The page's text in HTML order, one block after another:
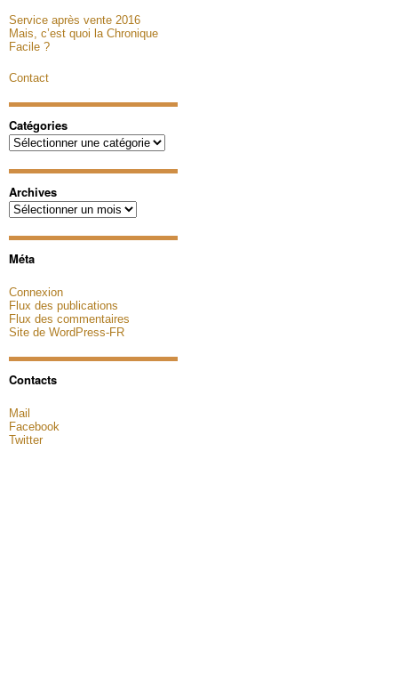
Service après vente 2016
Mais, c’est quoi la Chronique
Facile ?
Contact
Catégories
Catégories
Archives
Archives
Méta
Connexion
Flux des publications
Flux des commentaires
Site de WordPress-FR
Contacts
Mail
Facebook
Twitter